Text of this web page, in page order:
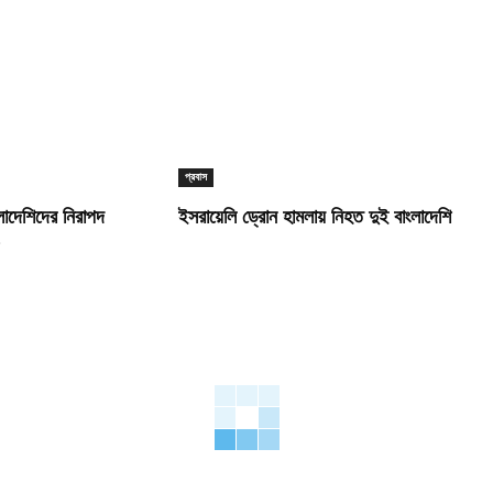
নিরাপদ
প্রবাস
ইসরায়েলি ড্রোন হামলায় নিহত দুই বাংলাদেশি